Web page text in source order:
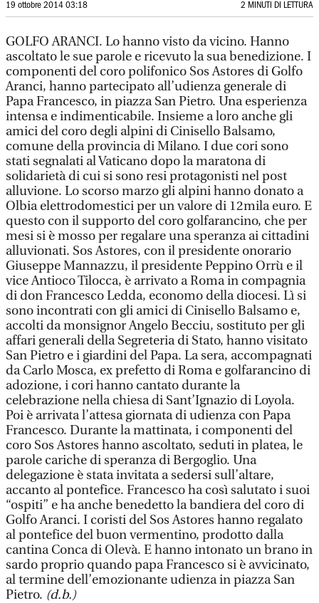
19 ottobre 2014 03:18 2 MINUTI DI LETTURA
GOLFO ARANCI. Lo hanno visto da vicino. Hanno
ascoltato le sue parole e ricevuto la sua benedizione. I
componenti del coro polifonico Sos Astores di Golfo
Aranci, hanno partecipato all’udienza generale di
Papa Francesco, in piazza San Pietro. Una esperienza
intensa e indimenticabile. Insieme a loro anche gli
amici del coro degli alpini di Cinisello Balsamo,
comune della provincia di Milano. I due cori sono
stati segnalati al Vaticano dopo la maratona di
solidarietà di cui si sono resi protagonisti nel post
alluvione. Lo scorso marzo gli alpini hanno donato a
Olbia elettrodomestici per un valore di 12mila euro. E
questo con il supporto del coro golfarancino, che per
mesi si è mosso per regalare una speranza ai cittadini
alluvionati. Sos Astores, con il presidente onorario
Giuseppe Mannazzu, il presidente Peppino Orrù e il
vice Antioco Tilocca, è arrivato a Roma in compagnia
di don Francesco Ledda, economo della diocesi. Lì si
sono incontrati con gli amici di Cinisello Balsamo e,
accolti da monsignor Angelo Becciu, sostituto per gli
affari generali della Segreteria di Stato, hanno visitato
San Pietro e i giardini del Papa. La sera, accompagnati
da Carlo Mosca, ex prefetto di Roma e golfarancino di
adozione, i cori hanno cantato durante la
celebrazione nella chiesa di Sant’Ignazio di Loyola.
Poi è arrivata l’attesa giornata di udienza con Papa
Francesco. Durante la mattinata, i componenti del
coro Sos Astores hanno ascoltato, seduti in platea, le
parole cariche di speranza di Bergoglio. Una
delegazione è stata invitata a sedersi sull’altare,
accanto al pontefice. Francesco ha così salutato i suoi
“ospiti” e ha anche benedetto la bandiera del coro di
Golfo Aranci. I coristi del Sos Astores hanno regalato
al pontefice del buon vermentino, prodotto dalla
cantina Conca di Olevà. E hanno intonato un brano in
sardo proprio quando papa Francesco si è avvicinato,
al termine dell’emozionante udienza in piazza San
Pietro. (d.b.)